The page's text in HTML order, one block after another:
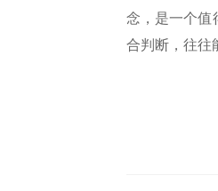
念，是一个值
合判断，往往